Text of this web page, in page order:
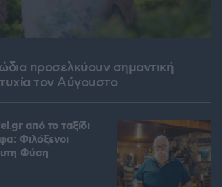
προσελκύουν σημαντική
τον Αύγουστο
από το ταξίδι
Φιλόξενοι
Φύση